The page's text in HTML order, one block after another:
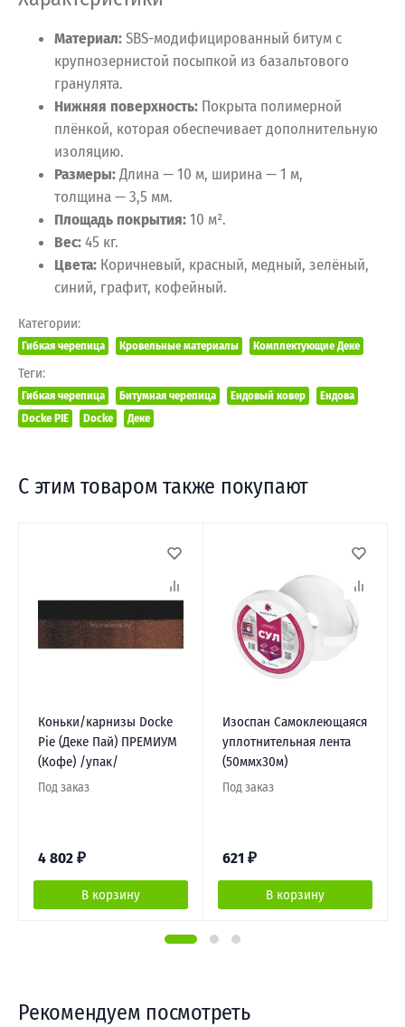
Материал:SBS-модифицированный битум с
крупнозернистой посыпкой из базальтового
гранулята.
Нижняя поверхность: Покрыта полимерной
плёнкой, которая обеспечивает дополнительную
изоляцию.
Размеры:Длина — 10 м, ширина — 1 м,
толщина — 3,5 мм.
Площадь покрытия:10 м².
Вес:45 кг.
Цвета: Коричневый, красный, медный, зелёный,
синий, графит, кофейный.
Категории:
Гибкая черепица Кровельные материалы Комплектующие Деке
Теги:
Гибкая черепица Битумная черепица Ендовый ковер
Ендова
Docke PIE
Docke Деке
С этим товаром также покупают
Коньки/карнизы Docke
Pie (Деке Пай) ПРЕМИУМ
(Кофе) /упак/
Под заказ
4 802 ₽
В корзину
Изоспан Самоклеющаяся
уплотнительная лента
(50ммх30м)
Под заказ
621 ₽
В корзину
Рекомендуем посмотреть